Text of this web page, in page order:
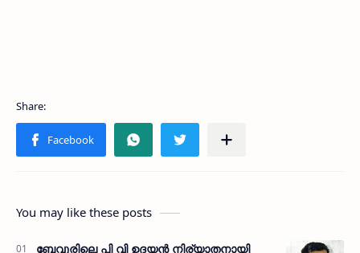
You may like these posts
ബേവൂരിലെ പി വി ഉദയന്‍ നിര്യാതനായി